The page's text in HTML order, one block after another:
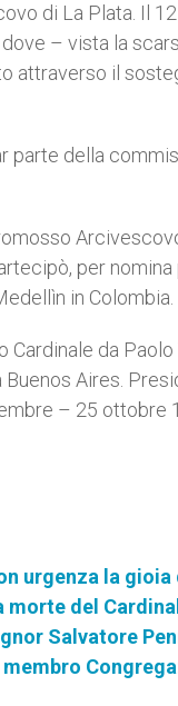
di La Plata. Il
– vista la
attraverso il
parte della
per
in
Cardinale da
Aires.
– 25 ottobre
urgenza la gioia
morte del
Salvatore